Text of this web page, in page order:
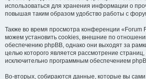
использоваться для хранения информации о
повышая таким образом удобство работы с
Также во время просмотра конференции «Forum
можем установить cookies, внешние по
обеспечению phpBB, однако они выходят за
целью которого является рассмотрение
исключительно программным обеспечением
Во-вторых, собираются данные, которые вы